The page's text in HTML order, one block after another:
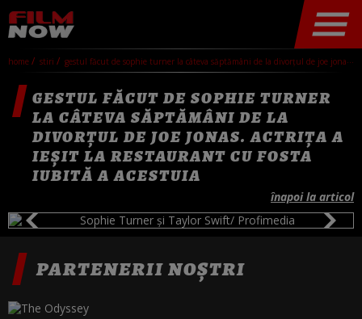
home stiri gestul făcut de sophie turner la câteva săptămâni de la divorțul de joe jonas. actrița a ieșit la restaurant cu fosta iubită a acestuia
GESTUL FĂCUT DE SOPHIE TURNER
LA CÂTEVA SĂPTĂMÂNI DE LA
DIVORȚUL DE JOE JONAS. ACTRIȚA A
IEȘIT LA RESTAURANT CU FOSTA
IUBITĂ A ACESTUIA
înapoi la articol
PARTENERII NOȘTRI